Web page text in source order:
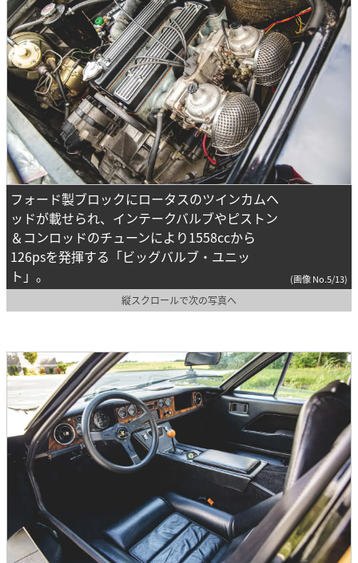
フォード製ブロックにロータスのツインカムヘ
ッドが載せられ、インテークバルブやピストン
＆コンロッドのチューンにより1558ccから
126psを発揮する「ビッグバルブ・ユニッ
ト」。
(画像 No.5/13)
縦スクロールで次の写真へ